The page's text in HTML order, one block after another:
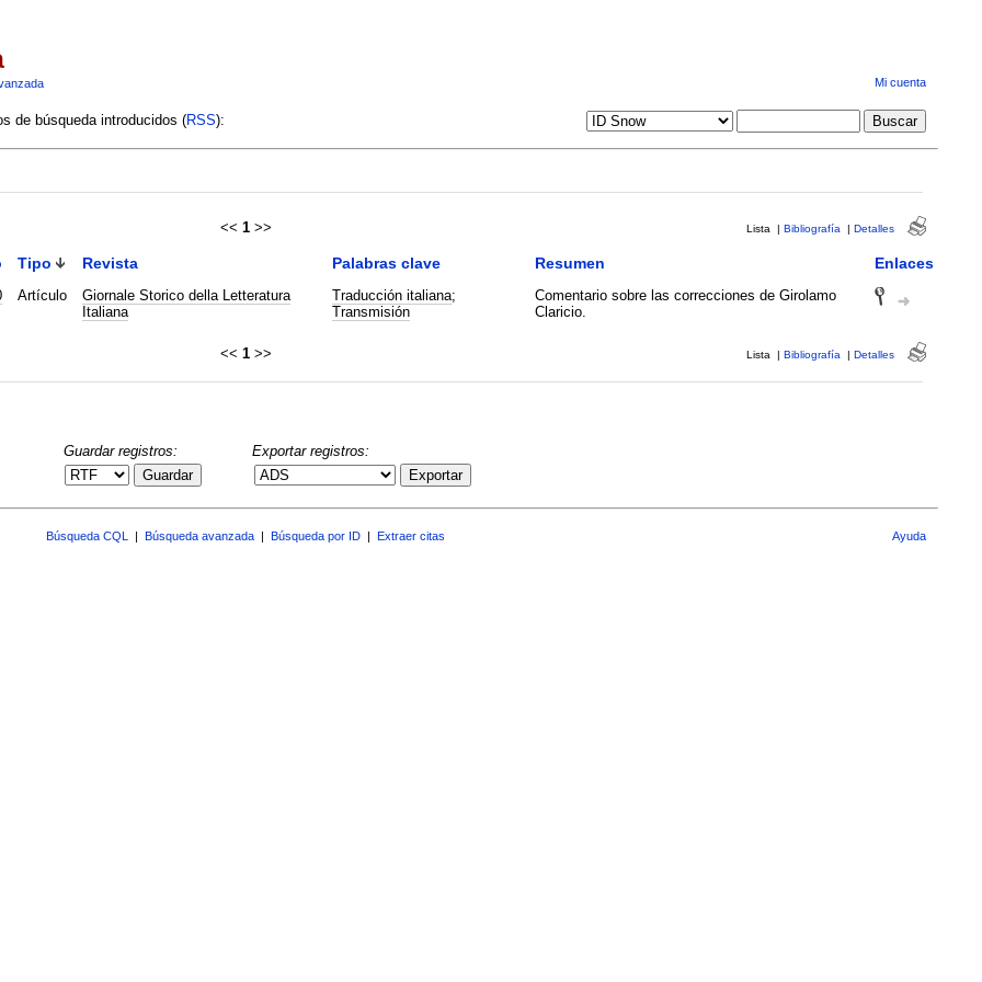
Mi cuenta
de búsqueda introducidos (RSS):
<< 1 >> Lista | Bibliografía | Detalles
Tipo Revista Palabras clave Resumen Enlaces
Artículo
Giornale Storico della Letteratura
Italiana
Traducción italiana;
Transmisión
Comentario sobre las correcciones de Girolamo
Claricio.
<< 1 >> Lista | Bibliografía | Detalles
Guardar registros:
Guardar
Exportar registros:
Exportar
Búsqueda CQL Búsqueda avanzada Búsqueda por ID Extraer citas Ayuda